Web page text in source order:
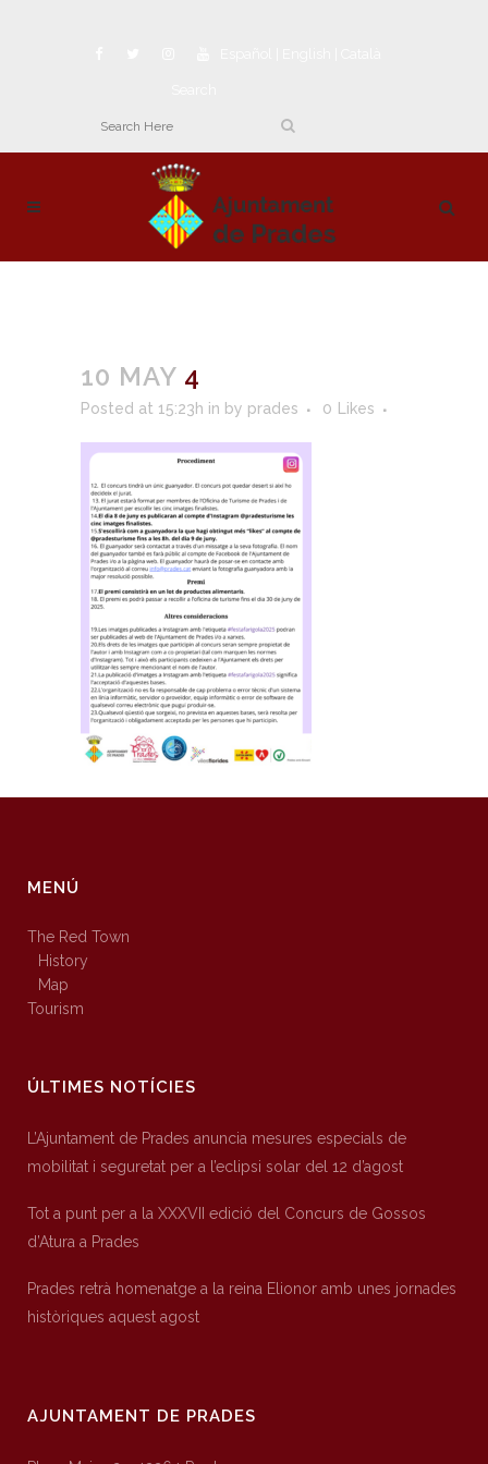
10 MAY 4
Posted at 15:23h in by prades 0 Likes
MENÚ
The Red Town
History
Map
Tourism
ÚLTIMES NOTÍCIES
L’Ajuntament de Prades anuncia mesures especials de
mobilitat i seguretat per a l’eclipsi solar del 12 d’agost
Tot a punt per a la XXXVII edició del Concurs de Gossos
d’Atura a Prades
Prades retrà homenatge a la reina Elionor amb unes jornades
històriques aquest agost
AJUNTAMENT DE PRADES